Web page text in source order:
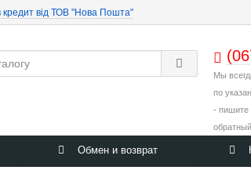
кредит від ТОВ "Нова Пошта"
Мы
по
- пишите
Обмен и возврат